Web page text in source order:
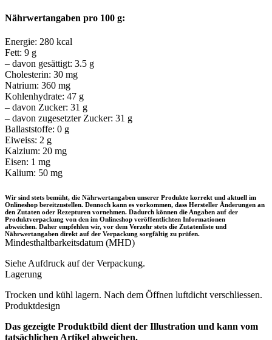
Nährwertangaben pro 100 g:
Energie: 280 kcal
Fett: 9 g
– davon gesättigt: 3.5 g
Cholesterin: 30 mg
Natrium: 360 mg
Kohlenhydrate: 47 g
– davon Zucker: 31 g
– davon zugesetzter Zucker: 31 g
Ballaststoffe: 0 g
Eiweiss: 2 g
Kalzium: 20 mg
Eisen: 1 mg
Kalium: 50 mg
Wir sind stets bemüht, die Nährwertangaben unserer Produkte korrekt und aktuell im
Onlineshop bereitzustellen. Dennoch kann es vorkommen, dass Hersteller Änderungen an
den Zutaten oder Rezepturen vornehmen. Dadurch können die Angaben auf der
Produktverpackung von den im Onlineshop veröffentlichten Informationen
abweichen. Daher empfehlen wir, vor dem Verzehr stets die Zutatenliste und
Nährwertangaben direkt auf der Verpackung sorgfältig zu prüfen.
Mindesthaltbarkeitsdatum (MHD)
Siehe Aufdruck auf der Verpackung.
Lagerung
Trocken und kühl lagern. Nach dem Öffnen luftdicht verschliessen.
Produktdesign
Das gezeigte Produktbild dient der Illustration und kann vom
tatsächlichen Artikel abweichen.